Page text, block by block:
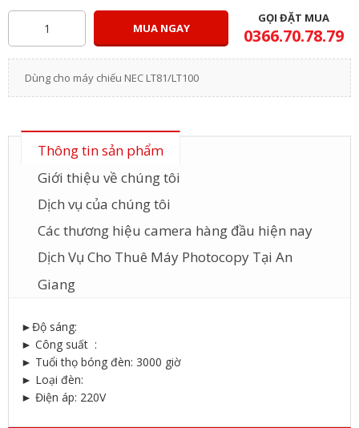
MUA NGAY
GỌI ĐẶT MUA
0366.70.78.79
Dùng cho máy chiếu NEC LT81/LT100
Thông tin sản phẩm
Giới thiệu về chúng tôi
Dịch vụ của chúng tôi
Các thương hiệu camera hàng đầu hiện nay
Dịch Vụ Cho Thuê Máy Photocopy Tại An
Giang
►Độ sáng:
► Công suất :
► Tuổi thọ bóng đèn: 3000 giờ
► Loại đèn:
► Điện áp: 220V